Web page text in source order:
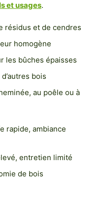
et usages.
résidus et de cendres
homogène
les bûches épaisses
bois
au poêle ou à
rapide, ambiance
entretien limité
de bois